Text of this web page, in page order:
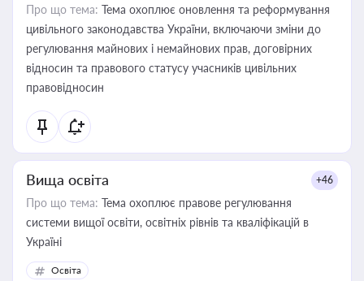
Про що тема: Тема охоплює оновлення та реформування
цивільного законодавства України, включаючи зміни до
регулювання майнових і немайнових прав, договірних
відносин та правового статусу учасників цивільних
правовідносин
Вища освіта +46
Про що тема: Тема охоплює правове регулювання
системи вищої освіти, освітніх рівнів та кваліфікацій в
Україні
Освіта